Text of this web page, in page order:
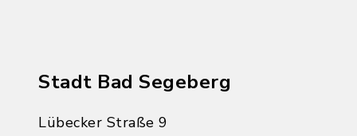
Stadt Bad Segeberg
Lübecker Straße 9